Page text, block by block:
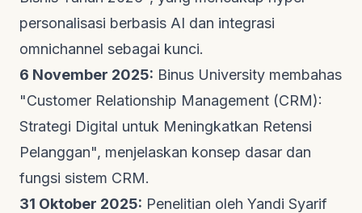
personalisasi berbasis AI dan integrasi
omnichannel sebagai kunci.
6 November 2025: Binus University membahas
"Customer Relationship Management (CRM):
Strategi Digital untuk Meningkatkan Retensi
Pelanggan", menjelaskan konsep dasar dan
fungsi sistem CRM.
31 Oktober 2025: Penelitian oleh Yandi Syarif